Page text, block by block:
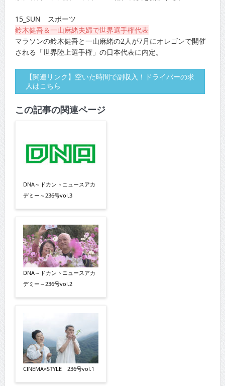
15_SUN スポーツ
鈴木健吾＆一山麻緒夫婦で世界選手権代表
マラソンの鈴木健吾と一山麻緒の2人が7月にオレゴンで開催
される「世界陸上選手権」の日本代表に内定。
【関連リンク】空いた時間で副収入！ドライバーの求
人はこちら
この記事の関連ページ
DNA～ドカントニュースアカ
デミー～236号vol.3
DNA～ドカントニュースアカ
デミー～236号vol.2
CINEMA×STYLE 236号vol.1